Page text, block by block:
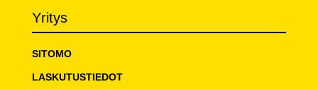
Yritys
SITOMO
LASKUTUSTIEDOT